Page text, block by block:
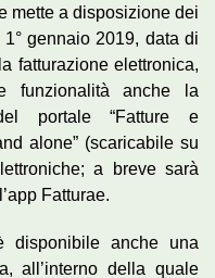
mette a disposizione dei
gennaio 2019, data di
fatturazione elettronica,
funzionalità anche la
portale “Fatture e
alone” (scaricabile su
a breve sarà
Fatturae.
disponibile anche una
all’interno della quale